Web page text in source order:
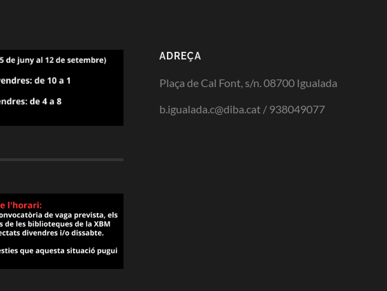
ADREÇA
Plaça de Cal Font, s/n. 08700 Igualada
b.igualada.c@diba.cat / 938049077